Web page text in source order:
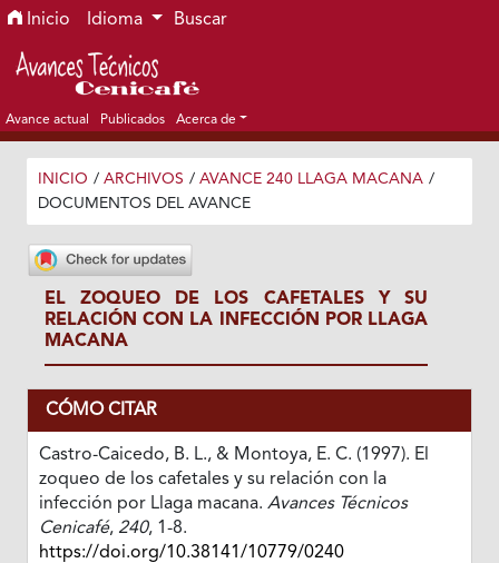
Ir al menú de navegación principal
Ir al contenido principal
Ir al pie de página del sitio
Inicio Idioma Buscar
Avance actual Publicados Acerca de
INICIO / ARCHIVOS / AVANCE 240 LLAGA MACANA /
DOCUMENTOS DEL AVANCE
EL ZOQUEO DE LOS CAFETALES Y SU
RELACIÓN CON LA INFECCIÓN POR LLAGA
MACANA
CÓMO CITAR
Castro-Caicedo, B. L., & Montoya, E. C. (1997). El
zoqueo de los cafetales y su relación con la
infección por Llaga macana. Avances Técnicos
Cenicafé, 240, 1-8.
https://doi.org/10.38141/10779/0240